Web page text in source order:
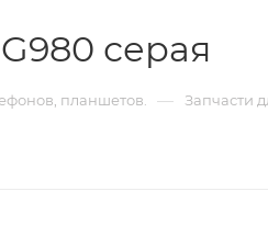
серая
планшетов. — Запчасти